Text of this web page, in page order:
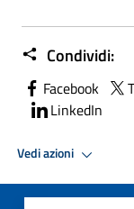
Condividi:
Facebook
LinkedIn
Vedi azioni